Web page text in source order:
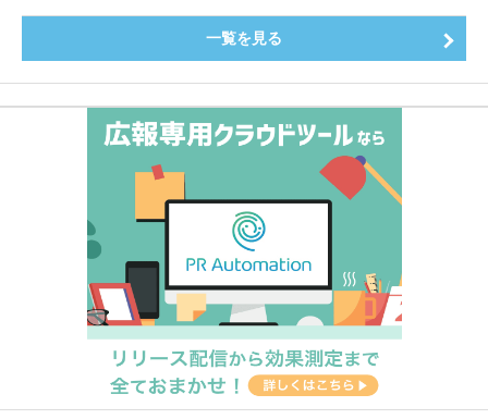
一覧を見る